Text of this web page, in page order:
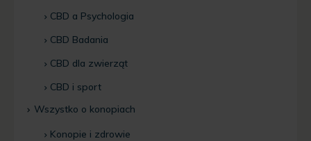
CBD a Psychologia
CBD Badania
CBD dla zwierząt
CBD i sport
Wszystko o konopiach
Konopie i zdrowie